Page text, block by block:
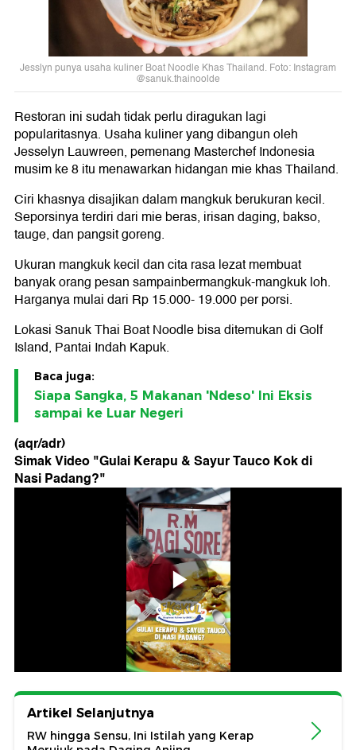
Jesslyn punya usaha kuliner Boat Noodle Khas Thailand. Foto: Instagram
@sanuk.thainoolde
Restoran ini sudah tidak perlu diragukan lagi
popularitasnya. Usaha kuliner yang dibangun oleh
Jesselyn Lauwreen, pemenang Masterchef Indonesia
musim ke 8 itu menawarkan hidangan mie khas Thailand.
Ciri khasnya disajikan dalam mangkuk berukuran kecil.
Seporsinya terdiri dari mie beras, irisan daging, bakso,
tauge, dan pangsit goreng.
Ukuran mangkuk kecil dan cita rasa lezat membuat
banyak orang pesan sampainbermangkuk-mangkuk loh.
Harganya mulai dari Rp 15.000- 19.000 per porsi.
Lokasi Sanuk Thai Boat Noodle bisa ditemukan di Golf
Island, Pantai Indah Kapuk.
Baca juga:
Siapa Sangka, 5 Makanan 'Ndeso' Ini Eksis
sampai ke Luar Negeri
(aqr/adr)
Simak Video "Gulai Kerapu & Sayur Tauco Kok di
Nasi Padang?"
Artikel Selanjutnya
RW hingga Sensu, Ini Istilah yang Kerap